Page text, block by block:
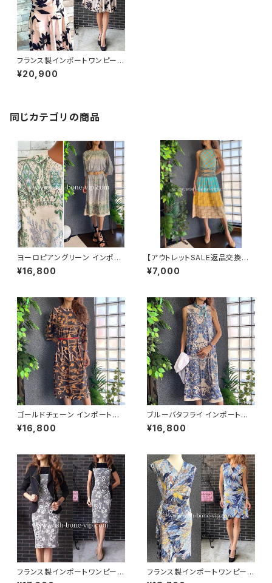
フランス製インポートワンピース
｜FIFILLES PARIS/フィフィー
ユ・パリ｜パフスリーブ膝丈ワン
¥20,900
同じカテゴリの商品
ヨーロピアングリーン インポー
トワンピース｜ストレッチジャー
ジ 七分袖ワンピース｜グリーン
¥16,800
【アウトレットSALE返品交換不
可8/20まで】ホルターネック＆
厚手ニットワンピース｜切り替え
¥7,000
ゴールドチェーン インポートワ
ンピース｜ストレッチジャージ
七分袖ワンピース｜ブラック
¥16,800
ブルーバタフライ インポートワ
ンピース｜ストレッチジャージミ
モレ・ミディ丈ワンピース｜ブル
¥16,800
フランス製インポートワンピース
｜LONKEL PARIS｜タイトワン
フランス製インポートワンピース
｜FIFILLES de PARIS フィフィ